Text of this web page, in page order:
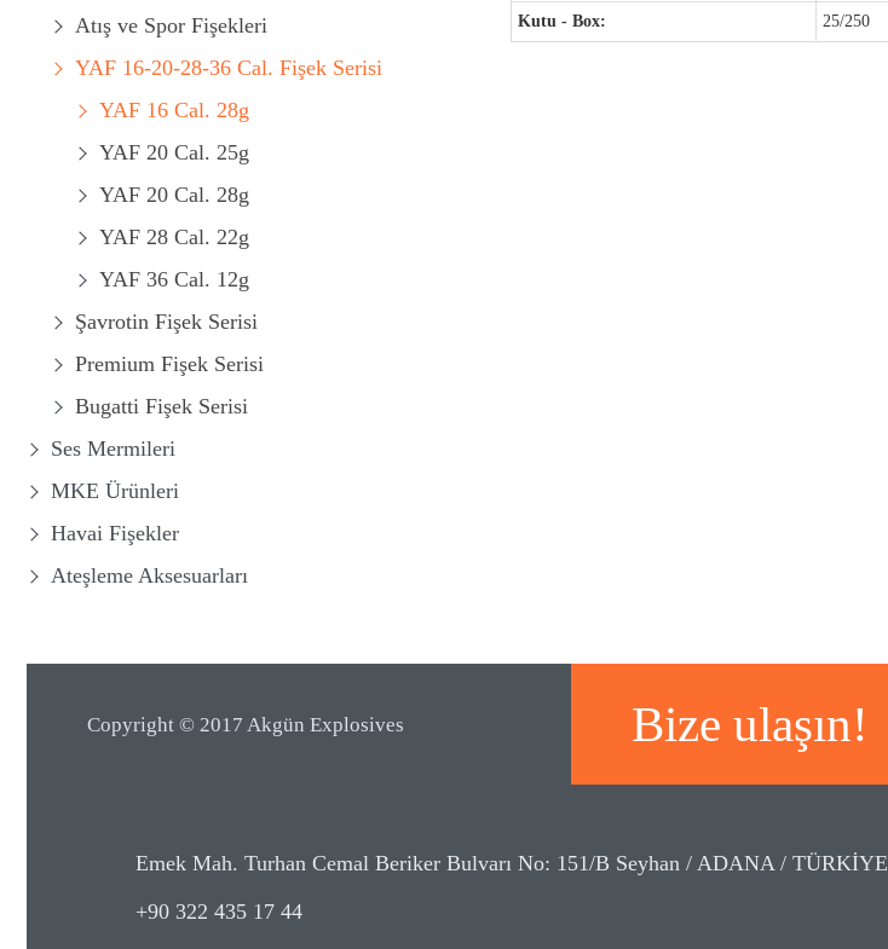
Kutu - Box: 25/250
Atış ve Spor Fişekleri
YAF 16-20-28-36 Cal. Fişek Serisi
YAF 16 Cal. 28g
YAF 20 Cal. 25g
YAF 20 Cal. 28g
YAF 28 Cal. 22g
YAF 36 Cal. 12g
Şavrotin Fişek Serisi
Premium Fişek Serisi
Bugatti Fişek Serisi
Ses Mermileri
MKE Ürünleri
Havai Fişekler
Ateşleme Aksesuarları
Copyright © 2017 Akgün Explosives Bize ulaşın!
Emek Mah. Turhan Cemal Beriker Bulvarı No: 151/B Seyhan / ADANA / TÜRKİYE
+90 322 435 17 44